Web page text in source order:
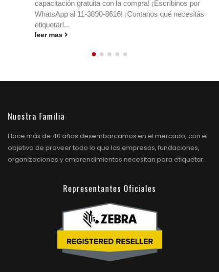
capacitación gratuita con la compra! ¡Escribinos por
WhatsApp al 11-3890-8616! ¡Contanos qué necesitás
etiquetar!...
leer mas
Nuestra Familia
Hace más de 40 años desembarcamos en el mercado, con el
objetivo de proveer todo lo que las empresas, fundaciones,
organizaciones y emprendimientos necesitan para etiquetar.
Representantes Oficiales